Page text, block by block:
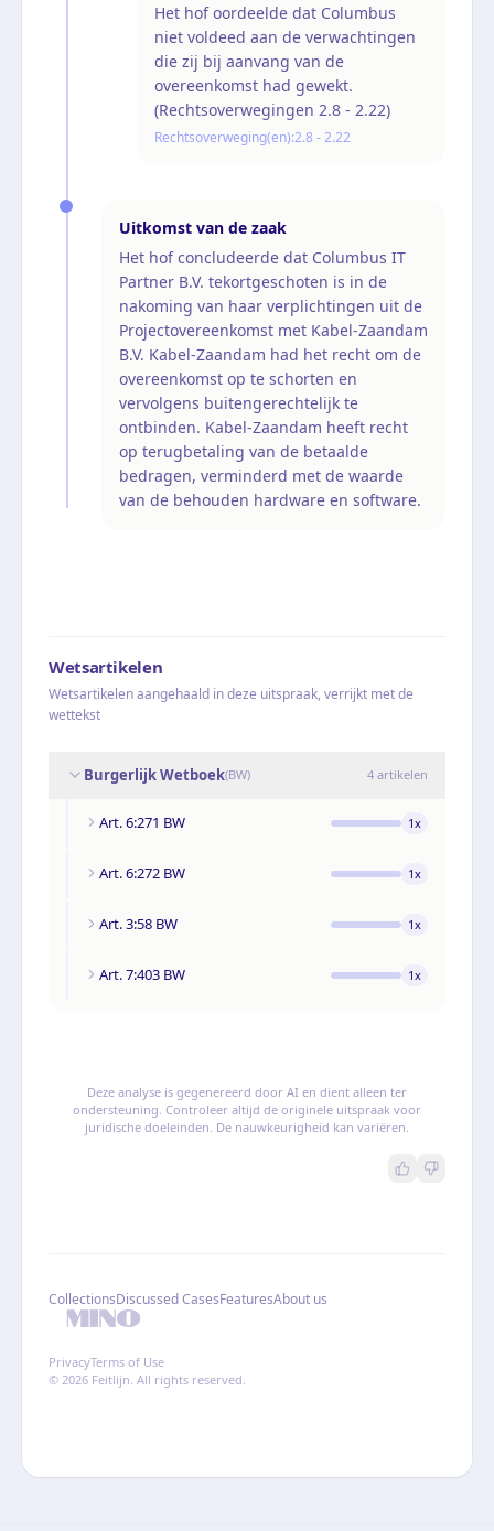
Het hof oordeelde dat Columbus
niet voldeed aan de verwachtingen
die zij bij aanvang van de
overeenkomst had gewekt.
(Rechtsoverwegingen 2.8 - 2.22)
Rechtsoverweging(en):2.8 - 2.22
Uitkomst van de zaak
Het hof concludeerde dat Columbus IT
Partner B.V. tekortgeschoten is in de
nakoming van haar verplichtingen uit de
Projectovereenkomst met Kabel-Zaandam
B.V. Kabel-Zaandam had het recht om de
overeenkomst op te schorten en
vervolgens buitengerechtelijk te
ontbinden. Kabel-Zaandam heeft recht
op terugbetaling van de betaalde
bedragen, verminderd met de waarde
van de behouden hardware en software.
Wetsartikelen
Wetsartikelen aangehaald in deze uitspraak, verrijkt met de
wettekst
Burgerlijk Wetboek(BW) 4 artikelen
Art. 6:271 BW 1x
Art. 6:272 BW 1x
Art. 3:58 BW 1x
Art. 7:403 BW 1x
Deze analyse is gegenereerd door AI en dient alleen ter
ondersteuning. Controleer altijd de originele uitspraak voor
juridische doeleinden. De nauwkeurigheid kan variëren.
CollectionsDiscussed CasesFeaturesAbout us
PrivacyTerms of Use
© 2026 Feitlijn. All rights reserved.